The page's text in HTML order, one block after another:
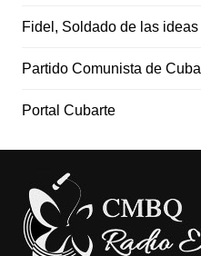
Fidel, Soldado de las ideas
Partido Comunista de Cuba
Portal Cubarte